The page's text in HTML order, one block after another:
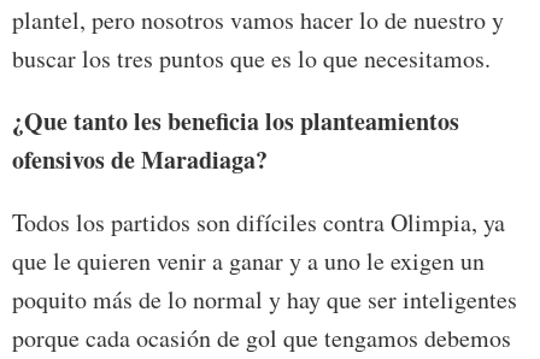
plantel, pero nosotros vamos hacer lo de nuestro y
buscar los tres puntos que es lo que necesitamos.
¿Que tanto les beneficia los planteamientos
ofensivos de Maradiaga?
Todos los partidos son difíciles contra Olimpia, ya
que le quieren venir a ganar y a uno le exigen un
poquito más de lo normal y hay que ser inteligentes
porque cada ocasión de gol que tengamos debemos